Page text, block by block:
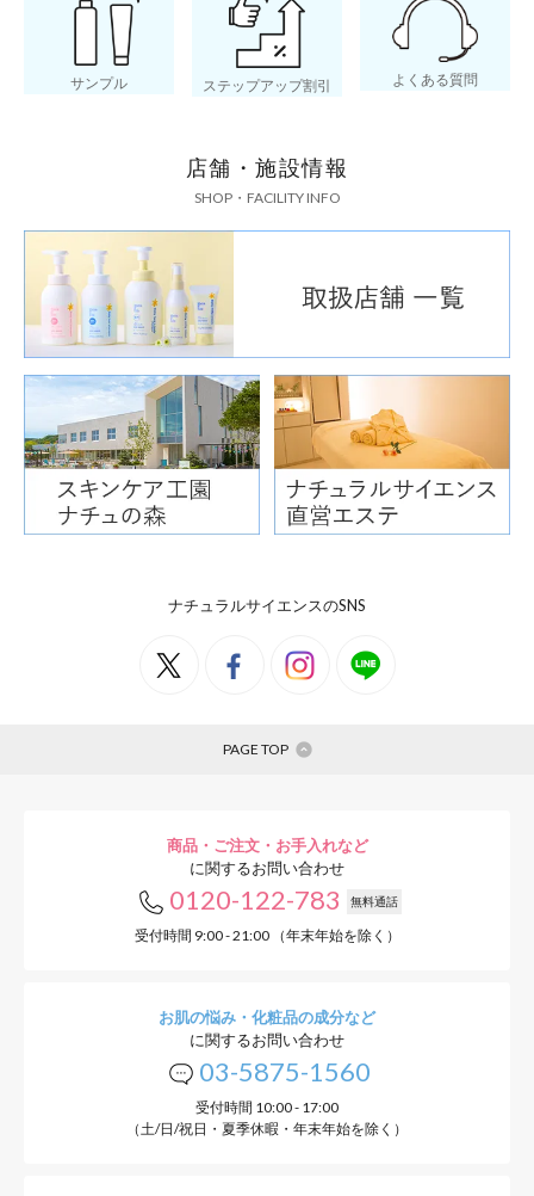
サンプル ステップアップ割引 よくある質問
店舗・施設情報
SHOP・FACILITY INFO
ナチュラルサイエンスのSNS
PAGE TOP
商品・ご注文・お手入れなど
に関するお問い合わせ
0120-122-783 無料通話
受付時間 9:00 - 21:00 （年末年始を除く）
お肌の悩み・化粧品の成分など
に関するお問い合わせ
03-5875-1560
受付時間 10:00 - 17:00
（土/日/祝日・夏季休暇・年末年始を除く）